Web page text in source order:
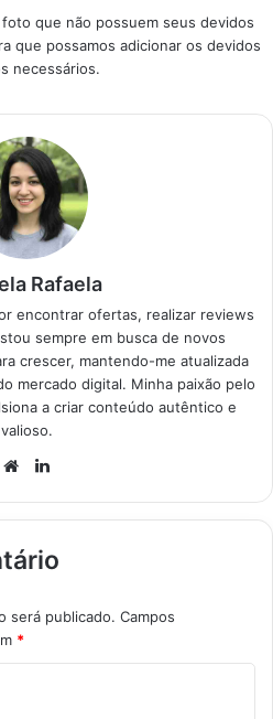
foto que não possuem seus devidos
que possamos adicionar os devidos
necessários.
Rafaela
encontrar ofertas, realizar reviews
sempre em busca de novos
crescer, mantendo-me atualizada
mercado digital. Minha paixão pelo
a criar conteúdo autêntico e
valioso.
Website
será publicado. Campos
*